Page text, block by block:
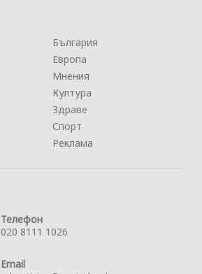
България
Европа
Мнения
Култура
Здраве
Спорт
Реклама
Телефон
020 8111 1026
Email